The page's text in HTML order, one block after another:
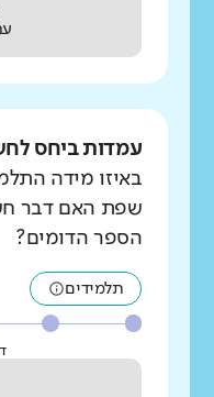
עמדות ביחס
באיזו מידה
שפת האם דבר
הספר הדומים?
תלמידים